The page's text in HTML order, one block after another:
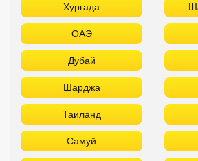
Хургада
ОАЭ
Дубай
Шарджа
Таиланд
Самуй